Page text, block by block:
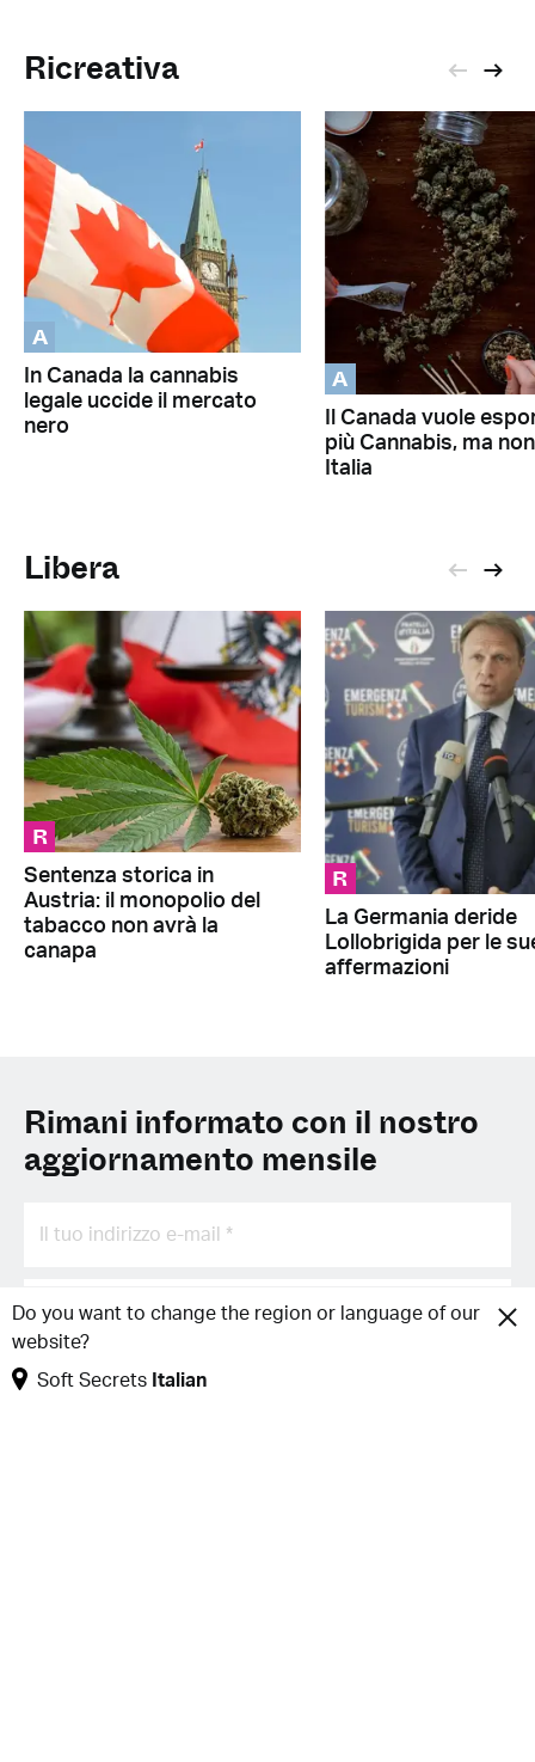
Do you want to change the region or language of our
website?
Soft Secrets Italian
Ricreativa
A
In Canada la cannabis
legale uccide il mercato
nero
A
Il Canada vuole
più Cannabis, ma
Italia
Libera
R
Sentenza storica in
Austria: il monopolio del
tabacco non avrà la
canapa
R
La Germania deride
Lollobrigida per le
affermazioni
Rimani informato con il nostro
aggiornamento mensile
Iscriviti